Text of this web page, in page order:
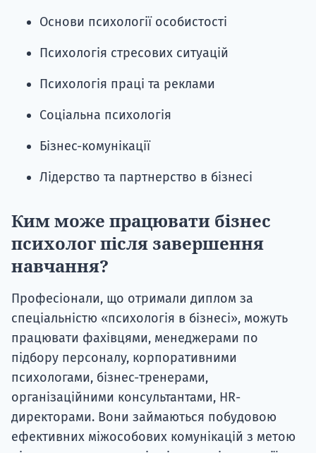
Основи психології особистості
Психологія стресових ситуацій
Психологія праці та реклами
Соціальна психологія
Бізнес-комунікації
Лідерство та партнерство в бізнесі
Ким може працювати бізнес
психолог після завершення
навчання?
Професіонали, що отримали диплом за
спеціальністю «психологія в бізнесі», можуть
працювати фахівцями, менеджерами по
підбору персоналу, корпоративними
психологами, бізнес-тренерами,
організаційними консультантами, HR-
директорами. Вони займаються побудовою
ефективних міжособових комунікацій з метою